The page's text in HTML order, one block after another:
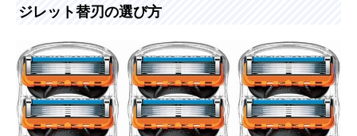
ジレット替刃の選び方